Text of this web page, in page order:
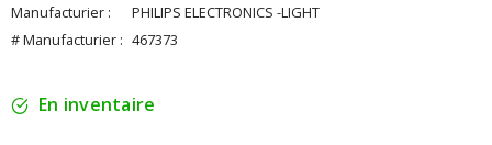
Manufacturier :
PHILIPS ELECTRONICS -LIGHT
# Manufacturier : 467373
En inventaire